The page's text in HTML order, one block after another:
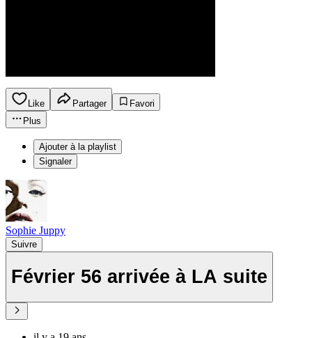
Like Partager
Favori
Plus
Ajouter à la playlist
Signaler
Sophie Juppy
Suivre
Février 56 arrivée à LA suite